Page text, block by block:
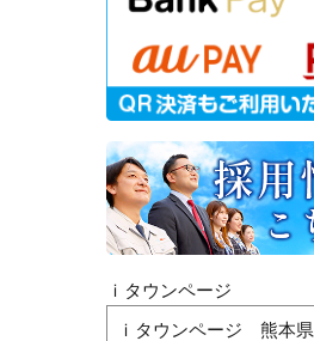
ｉタウンページ
ｉタウンページ 熊本県